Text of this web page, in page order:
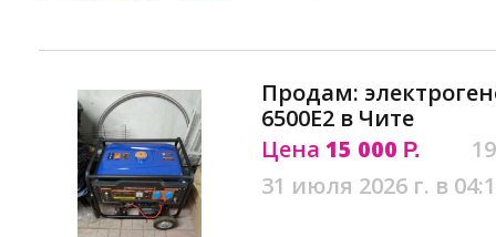
Продам:
6500E2 в Чите
Цена 15 000 Р.
31 июля 2026 г. в